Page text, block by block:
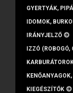
GYERTYÁK,
IDOMOK,
IRÁNYJELZŐ
IZZÓ (ROBOGÓ,
KIEGÉSZÍTŐK